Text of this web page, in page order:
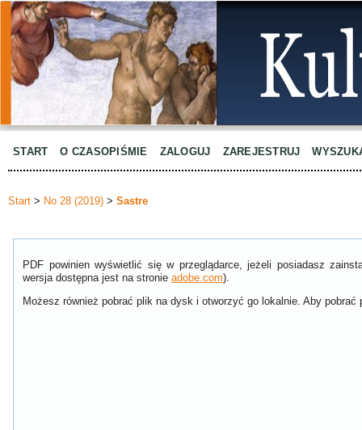
START O CZASOPIŚMIE ZALOGUJ ZAREJESTRUJ
Start > No 28 (2019) > Sastre
PDF powinien wyświetlić się w przeglądarce, jeżeli posiadasz
wersja dostępna jest na stronie adobe.com).
Możesz również pobrać plik na dysk i otworzyć go lokalnie. Aby